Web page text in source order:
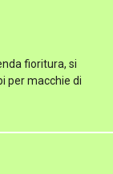
fioritura, si
per macchie di